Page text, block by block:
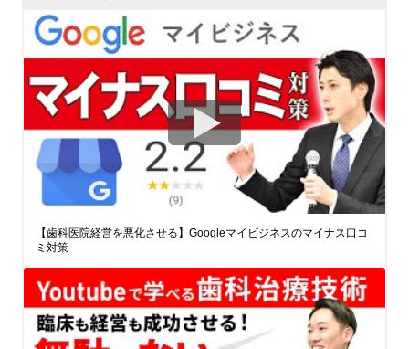
【歯科医院経営を悪化させる】Googleマイビジネスのマイナス口コ
ミ対策